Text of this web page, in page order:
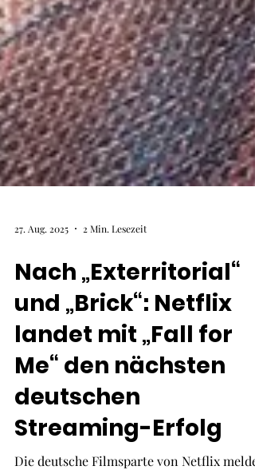
27. Aug. 2025 2 Min. Lesezeit
Nach „Exterritorial“
und „Brick“: Netflix
landet mit „Fall for
Me“ den nächsten
deutschen